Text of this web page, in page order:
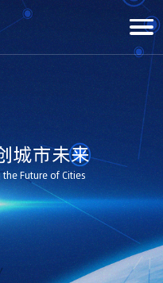
城市未来
Future of Cities